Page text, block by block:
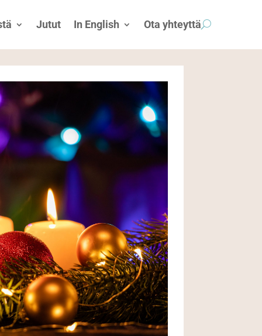
Jutut In English Ota yhteyttä